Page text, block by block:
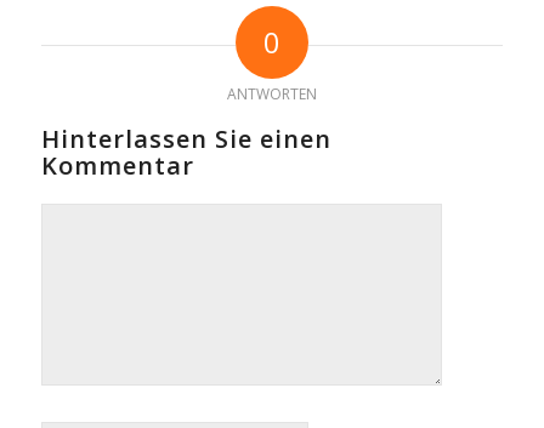
0
ANTWORTEN
Hinterlassen Sie einen
Kommentar